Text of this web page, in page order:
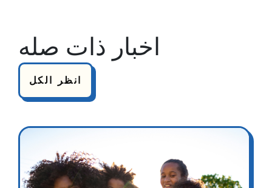
اخبار ذات صله
انظر الكل